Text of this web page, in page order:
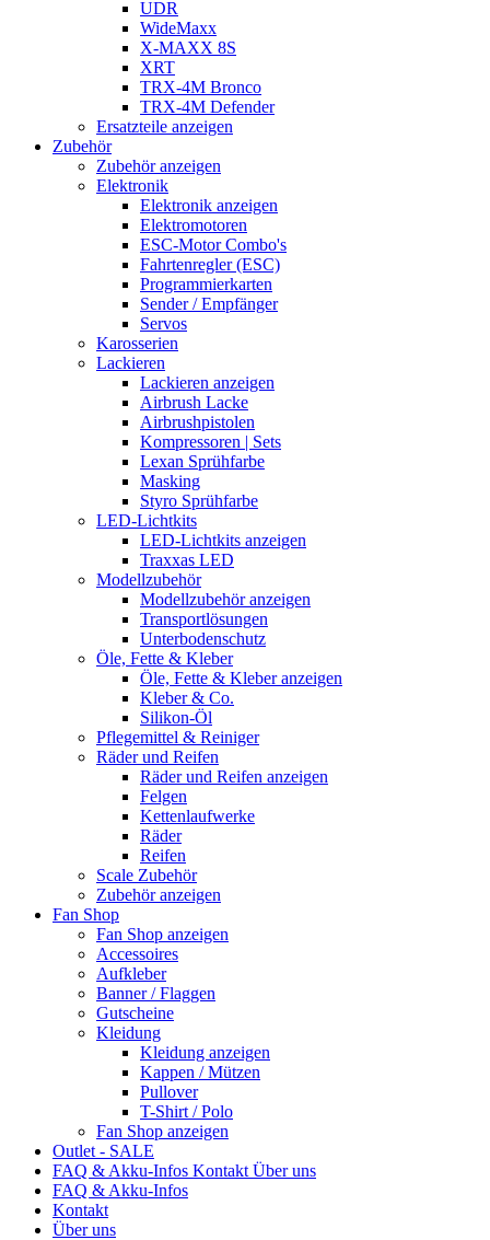
UDR
WideMaxx
X-MAXX 8S
XRT
TRX-4M Bronco
TRX-4M Defender
Ersatzteile anzeigen
Zubehör
Zubehör anzeigen
Elektronik
Elektronik anzeigen
Elektromotoren
ESC-Motor Combo's
Fahrtenregler (ESC)
Programmierkarten
Sender / Empfänger
Servos
Karosserien
Lackieren
Lackieren anzeigen
Airbrush Lacke
Airbrushpistolen
Kompressoren | Sets
Lexan Sprühfarbe
Masking
Styro Sprühfarbe
LED-Lichtkits
LED-Lichtkits anzeigen
Traxxas LED
Modellzubehör
Modellzubehör anzeigen
Transportlösungen
Unterbodenschutz
Öle, Fette & Kleber
Öle, Fette & Kleber anzeigen
Kleber & Co.
Silikon-Öl
Pflegemittel & Reiniger
Räder und Reifen
Räder und Reifen anzeigen
Felgen
Kettenlaufwerke
Räder
Reifen
Scale Zubehör
Zubehör anzeigen
Fan Shop
Fan Shop anzeigen
Accessoires
Aufkleber
Banner / Flaggen
Gutscheine
Kleidung
Kleidung anzeigen
Kappen / Mützen
Pullover
T-Shirt / Polo
Fan Shop anzeigen
Outlet - SALE
FAQ & Akku-Infos Kontakt Über uns
FAQ & Akku-Infos
Kontakt
Über uns